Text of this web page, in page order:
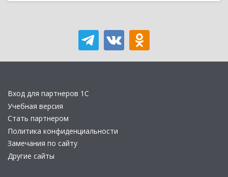
Вход для партнеров 1С
Учебная версия
Стать партнером
Политика конфиденциальности
Замечания по сайту
Другие сайты